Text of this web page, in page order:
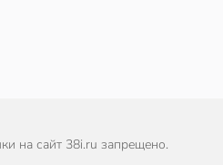
на сайт 38i.ru запрещено.